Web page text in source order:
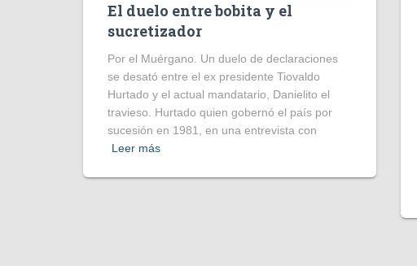
El duelo entre bobita y el
sucretizador
Por el Muérgano. Un duelo de declaraciones
se desató entre el ex presidente Tiovaldo
Hurtado y el actual mandatario, Danielito el
travieso. Hurtado quien gobernó el país por
sucesión en 1981, en una entrevista con
Leer más